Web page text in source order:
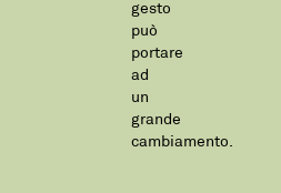
gesto
può
portare
ad
un
grande
cambiamento.